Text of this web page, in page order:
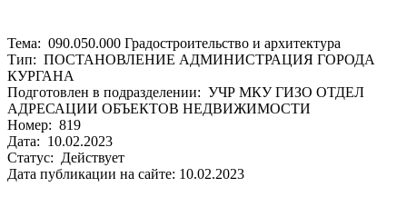
Тема: 090.050.000 Градостроительство и архитектура
Тип: ПОСТАНОВЛЕНИЕ АДМИНИСТРАЦИЯ ГОРОДА
КУРГАНА
Подготовлен в подразделении: УЧР МКУ ГИЗО ОТДЕЛ
АДРЕСАЦИИ ОБЪЕКТОВ НЕДВИЖИМОСТИ
Номер: 819
Дата: 10.02.2023
Статус: Действует
Дата публикации на сайте: 10.02.2023